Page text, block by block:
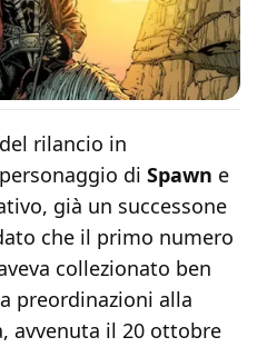
rilancio in
di Spawn e
già un successone
che il primo numero
collezionato ben
preordinazioni alla
avvenuta il 20 ottobre